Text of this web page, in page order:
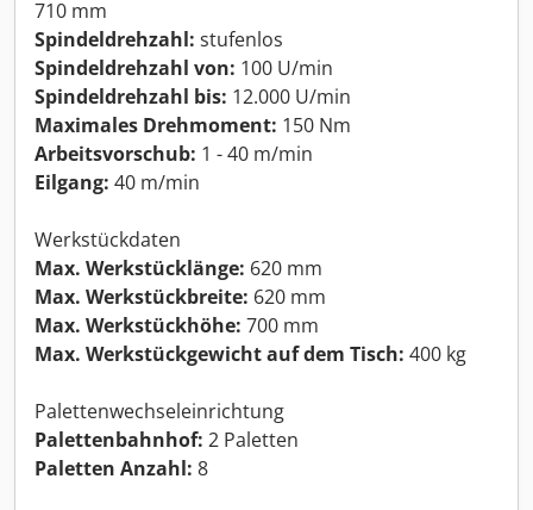
710 mm
Spindeldrehzahl: stufenlos
Spindeldrehzahl von: 100 U/min
Spindeldrehzahl bis: 12.000 U/min
Maximales Drehmoment: 150 Nm
Arbeitsvorschub: 1 - 40 m/min
Eilgang: 40 m/min
Werkstückdaten
Max. Werkstücklänge: 620 mm
Max. Werkstückbreite: 620 mm
Max. Werkstückhöhe: 700 mm
Max. Werkstückgewicht auf dem Tisch: 400 kg
Palettenwechseleinrichtung
Palettenbahnhof: 2 Paletten
Paletten Anzahl: 8